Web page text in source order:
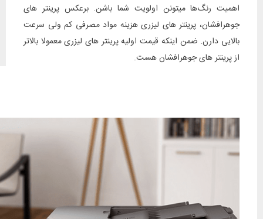
اهمیت رنگ‌ها میتونن اولویت شما باشن. برعکس پرینتر های
جوهرافشان، پرینتر های لیزری هزینه مواد مصرفی کم ولی سرعت
بالایی دارن. ضمن اینکه قیمت اولیه پرینتر های لیزری معمولا بالاتر
از پرینتر های جوهرافشان هست.